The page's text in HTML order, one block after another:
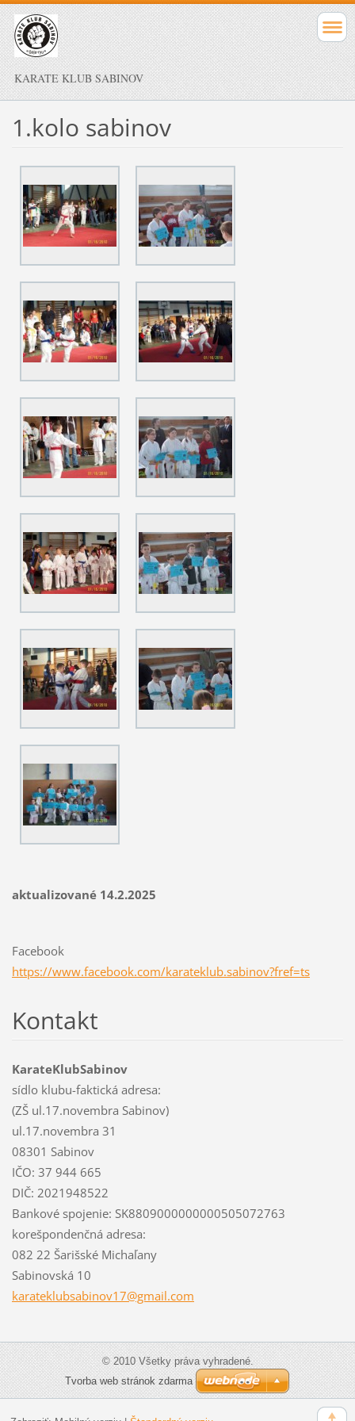
KARATE KLUB SABINOV
1.kolo sabinov
aktualizované 14.2.2025
Facebook
https://www.facebook.com/karateklub.sabinov?fref=ts
Kontakt
KarateKlubSabinov
sídlo klubu-faktická adresa:
(ZŠ ul.17.novembra Sabinov)
ul.17.novembra 31
08301 Sabinov
IČO: 37 944 665
DIČ: 2021948522
Bankové spojenie: SK8809000000000505072763
korešpondenčná adresa:
082 22 Šarišské Michaľany
Sabinovská 10
karateklubsabinov17@gmail.com
© 2010 Všetky práva vyhradené.
Tvorba web stránok zdarma